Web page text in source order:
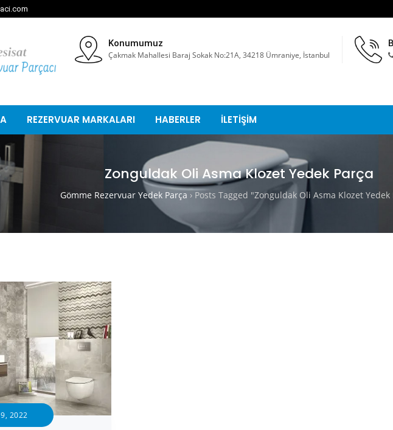
Konumumuz
Çakmak Mahallesi Baraj Sokak No:21A, 34218 Ümraniye, İstanbul
REZERVUAR MARKALARI HABERLER İLETİŞİM
Zonguldak Oli Asma Klozet Yedek Parça
Gömme Rezervuar Yedek Parça › Posts Tagged "Zonguldak Oli Asma Klozet Yedek
2022